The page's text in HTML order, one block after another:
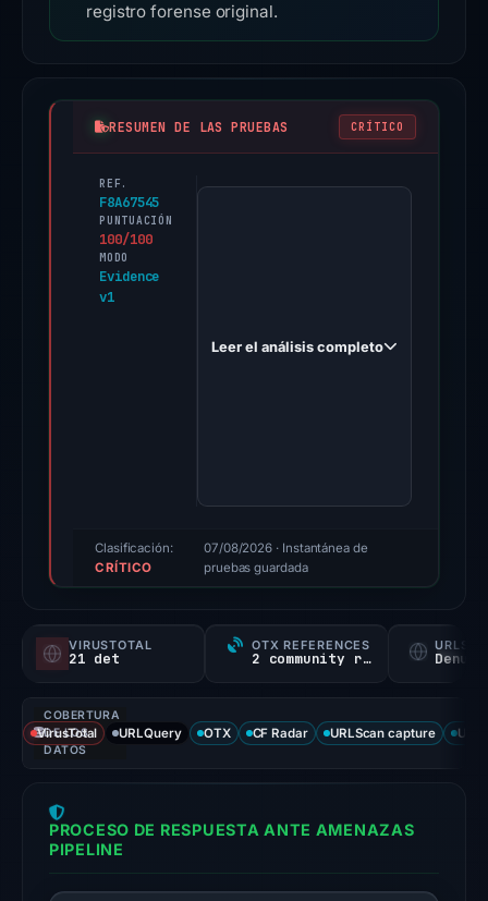
registro forense original.
RESUMEN DE LAS PRUEBAS CRÍTICO
REF.
F8A67545
PUNTUACIÓN
100/100
MODO
Evidence
v1
PhishDestroy
20,
score,
not
probability).
signals:
21
of
engines
the
Leer el análisis completo
Clasificación:
CRÍTICO
07/08/2026 · Instantánea de
pruebas guardada
VIRUSTOTAL
21 det
OTX REFERENCES
2 community refs
COBERTURA
DE LOS
DATOS
VirusTotal URLQuery OTX CF Radar URLScan capture
PROCESO DE RESPUESTA ANTE AMENAZAS
PIPELINE